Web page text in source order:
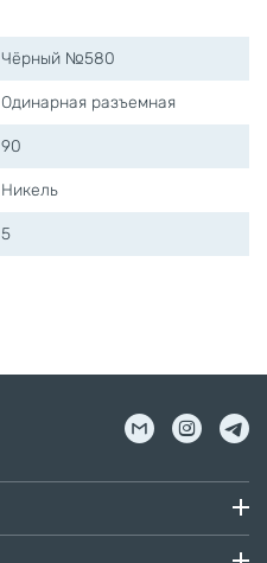
Чёрный №580
Одинарная разъемная
90
Никель
5